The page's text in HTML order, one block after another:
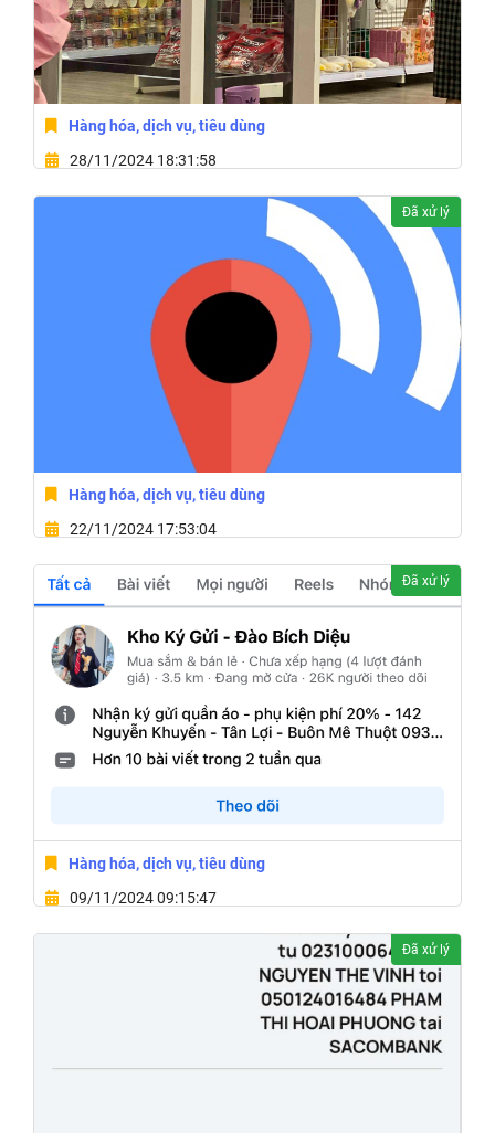
Hàng hóa, dịch vụ, tiêu dùng
28/11/2024 18:31:58
37 Đường Điện Biên Phủ,Thị Trấn Ea Drăng,Huyện Ea
Hàng hóa, dịch vụ, tiêu dùng
22/11/2024 17:53:04
5-7 Lý Nam Đế
Đã xử lý
Hàng hóa, dịch vụ, tiêu dùng
09/11/2024 09:15:47
142 Đường Nguyễn Khuyến,Phường Tân Lợi,Thành Phố
Đã xử lý
Đã xử lý